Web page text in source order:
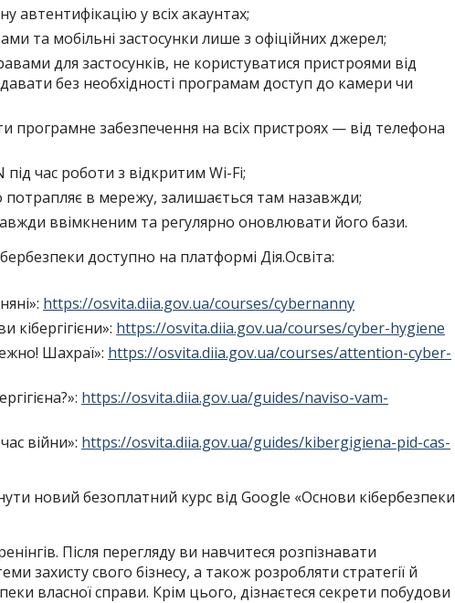
автентифікацію у всіх акаунтах;
та мобільні застосунки лише з офіційних джерел;
для застосунків, не користуватися пристроями від
без необхідності програмам доступ до камери чи
програмне забезпечення на всіх пристроях — від телефона
час роботи з відкритим Wi-Fi;
в мережу, залишається там назавжди;
ввімкненим та регулярно оновлювати його бази.
доступно на платформі Дія.Освіта:
https://osvita.diia.gov.ua/courses/cybernanny
кібергігієни»: https://osvita.diia.gov.ua/courses/cyber-hygiene
Шахраї»: https://osvita.diia.gov.ua/courses/attention-cyber-
https://osvita.diia.gov.ua/guides/naviso-vam-
війни»: https://osvita.diia.gov.ua/guides/kibergigiena-pid-cas-
новий безоплатний курс від Google «Основи кібербезпеки
Після перегляду ви навчитеся розпізнавати
захисту свого бізнесу, а також розробляти стратегії й
власної справи. Крім цього, дізнаєтеся секрети побудови